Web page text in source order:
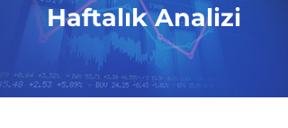
Haftalık Analizi
07.07.25